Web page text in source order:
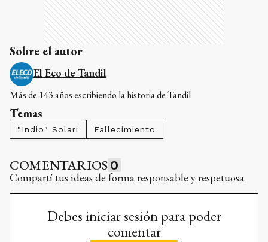
Sobre el autor
El Eco de Tandil
Más de 143 años escribiendo la historia de Tandil
Temas
"Indio" Solari Fallecimiento
COMENTARIOS 0
Compartí tus ideas de forma responsable y respetuosa.
Debes iniciar sesión para poder
comentar